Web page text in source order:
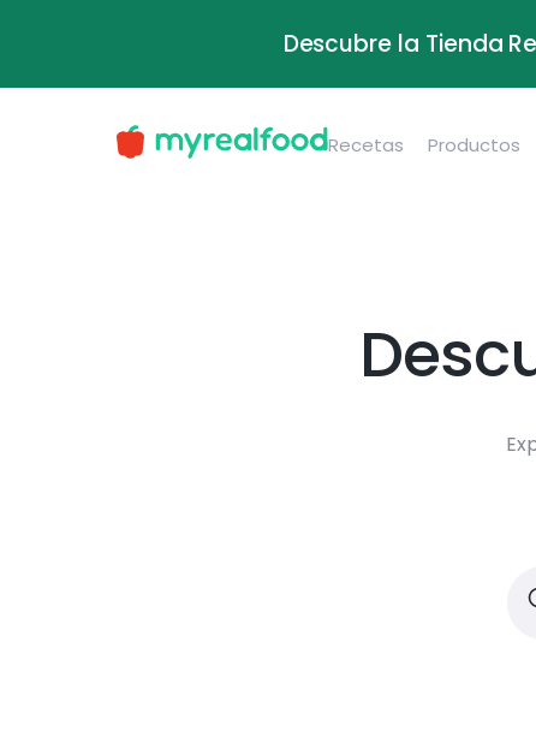
Descubre la Tienda
Recetas Productos